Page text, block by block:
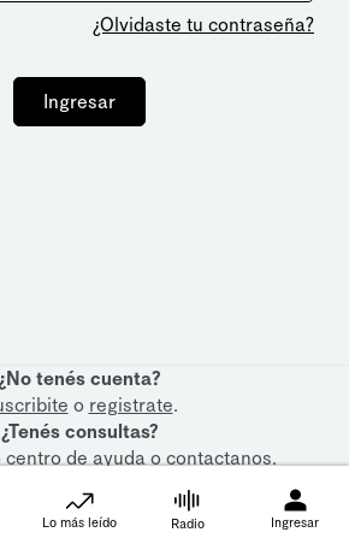
¿Olvidaste tu contraseña?
Ingresar
¿No tenés cuenta?
o registrate.
¿Tenés consultas?
centro de ayudaocontactanos.
Lo más leído Radio Ingresar